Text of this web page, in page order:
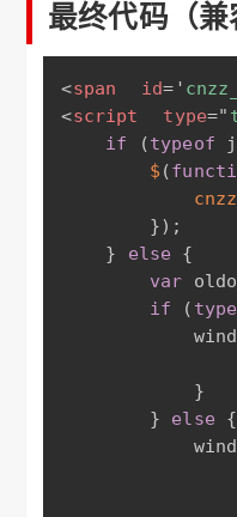
最终代码（
<span id= '
<script type="
if
(typeof
$ (
}) ;
}
else
{
var
if
(
}
}
else
{